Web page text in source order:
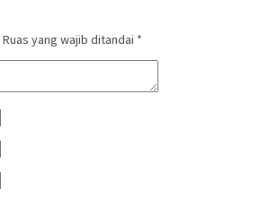
Ruas yang wajib ditandai *